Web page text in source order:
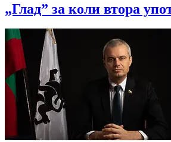
„Глад” за коли втора